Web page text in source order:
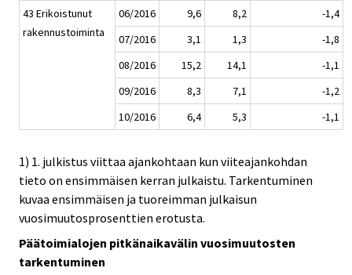
43 Erikoistunut
rakennustoiminta
06/2016 9,6 8,2
-1,4
07/2016
3,1 1,3
-1,8
08/2016
15,2 14,1
-1,1
09/2016
8,3 7,1
-1,2
10/2016
6,4 5,3 -1,1
1) 1. julkistus viittaa ajankohtaan kun viiteajankohdan
tieto on ensimmäisen kerran julkaistu. Tarkentuminen
kuvaa ensimmäisen ja tuoreimman julkaisun
vuosimuutosprosenttien erotusta.
Päätoimialojen pitkänaikavälin vuosimuutosten
tarkentuminen